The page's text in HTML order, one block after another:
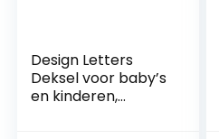
Design Letters
Deksel voor baby’s
en kinderen,